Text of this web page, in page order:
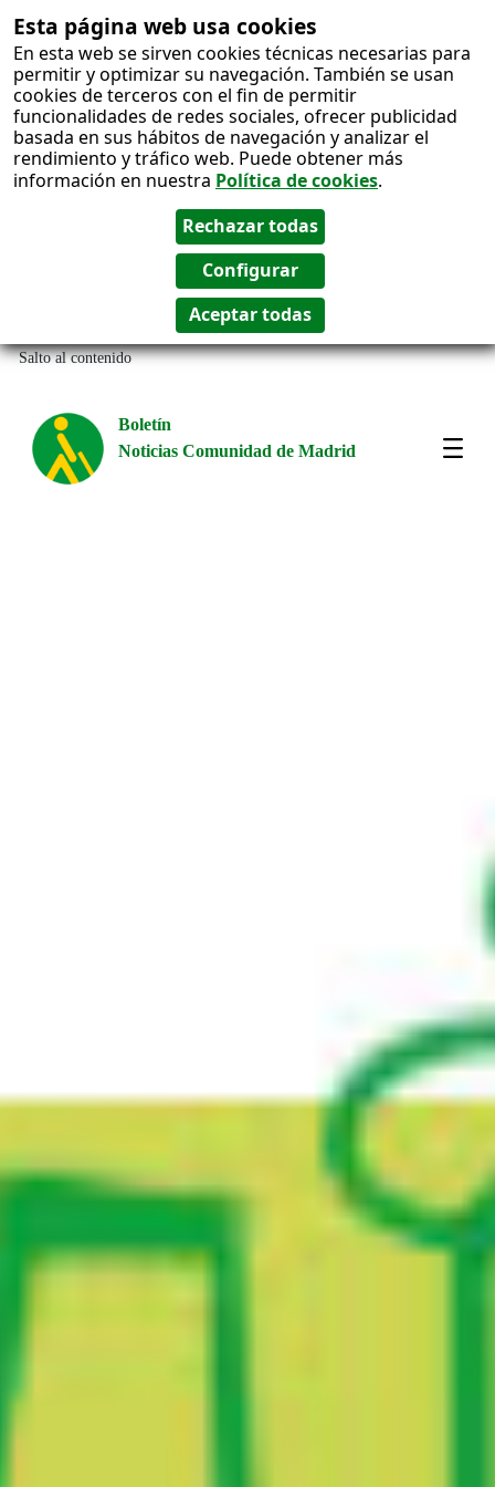
Esta página web usa cookies
En esta web se sirven cookies técnicas necesarias para
permitir y optimizar su navegación. También se usan
cookies de terceros con el fin de permitir
funcionalidades de redes sociales, ofrecer publicidad
basada en sus hábitos de navegación y analizar el
rendimiento y tráfico web. Puede obtener más
información en nuestra Política de cookies.
Salto al contenido
Boletín
Noticias Comunidad de Madrid